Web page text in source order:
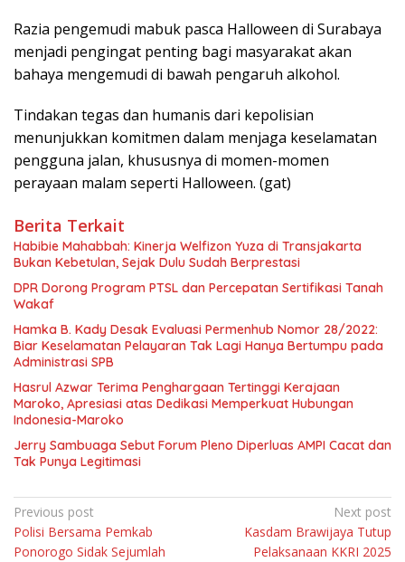
Razia pengemudi mabuk pasca Halloween di Surabaya
menjadi pengingat penting bagi masyarakat akan
bahaya mengemudi di bawah pengaruh alkohol.
Tindakan tegas dan humanis dari kepolisian
menunjukkan komitmen dalam menjaga keselamatan
pengguna jalan, khususnya di momen-momen
perayaan malam seperti Halloween. (gat)
Berita Terkait
Habibie Mahabbah: Kinerja Welfizon Yuza di Transjakarta
Bukan Kebetulan, Sejak Dulu Sudah Berprestasi
DPR Dorong Program PTSL dan Percepatan Sertifikasi Tanah
Wakaf
Hamka B. Kady Desak Evaluasi Permenhub Nomor 28/2022:
Biar Keselamatan Pelayaran Tak Lagi Hanya Bertumpu pada
Administrasi SPB
Hasrul Azwar Terima Penghargaan Tertinggi Kerajaan
Maroko, Apresiasi atas Dedikasi Memperkuat Hubungan
Indonesia-Maroko
Jerry Sambuaga Sebut Forum Pleno Diperluas AMPI Cacat dan
Tak Punya Legitimasi
Navigasi
pos
Previous post
Polisi Bersama Pemkab
Ponorogo Sidak Sejumlah
Next post
Kasdam Brawijaya Tutup
Pelaksanaan KKRI 2025